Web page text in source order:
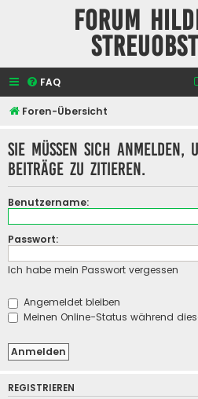
Forum
FAQ
Foren-Übersicht
Sie müssen sich anmelden,
Beiträge zu zitieren.
Benutzername:
Passwort:
Ich habe mein Passwort vergessen
Angemeldet bleiben
Meinen Online-Status während
REGISTRIEREN